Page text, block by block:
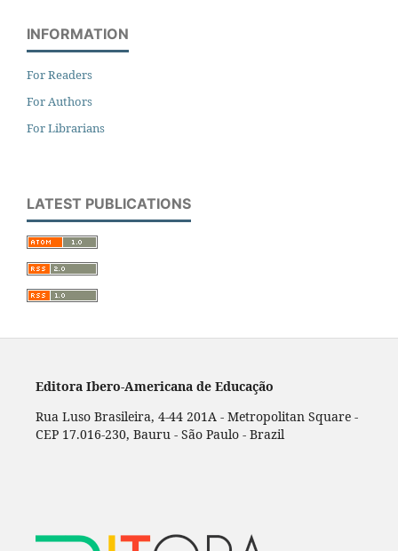
INFORMATION
For Readers
For Authors
For Librarians
LATEST PUBLICATIONS
Editora Ibero-Americana de Educação
Rua Luso Brasileira, 4-44 201A - Metropolitan Square -
CEP 17.016-230, Bauru - São Paulo - Brazil